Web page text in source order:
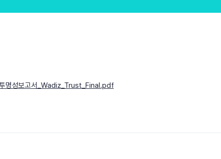
명성보고서_Wadiz_Trust_Final.pdf